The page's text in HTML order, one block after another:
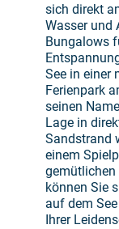
sich direkt
Wasser und
Bungalows
See in einer
Ferienpark
seinen
Lage in
Sandstrand
einem
können Sie
auf dem
Ihrer